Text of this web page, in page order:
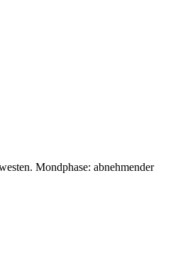
Mondphase: abnehmender